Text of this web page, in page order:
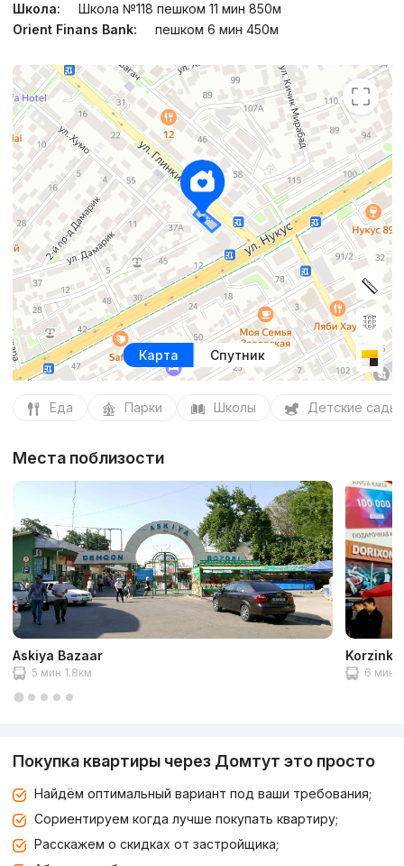
Школа:
Школа №118 пешком 11 мин 850м
Orient Finans Bank:
пешком 6 мин 450м
Карта Спутник
Еда Парки Школы Детские сады
Места поблизости
Askiya Bazaar
5 мин 1.8км 6 мин
Покупка квартиры через Домтут это просто
Найдём оптимальный вариант под ваши требования;
Сориентируем когда лучше покупать квартиру;
Расскажем о скидках от застройщика;